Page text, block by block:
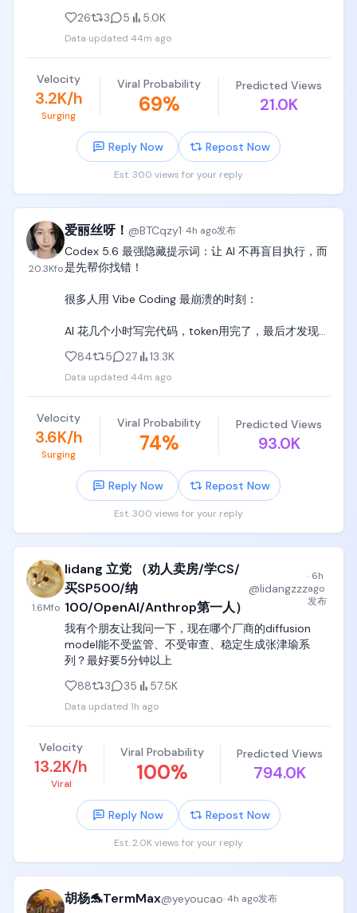
Codex——作为 OpenAI 的核心产品线之一，独立周
活用户约 800 万，是该赛道产品的参考天花板。
投资者 22.5%
团队 20%
生态 20%
金库 20%
营销 11.5%
空投 6%
投资者和团队的代币设有 12 个月锁定期，且筹码集中
度较高。
开盘时的主要抛压来源是空投的 6% + 营销的部分解锁
代币，整体流通量可控。
4/ 结语
个人持有 $DOS 空投。
利益相关，DYOR。
Seedance 2.5 prompt 👇
【风格】日本大型综艺水上闯关特别节目（Japanese
TV Game Show，Live-Action Broadcast），多机位
实时转播，4K真实摄影（Photorealistic），高饱和夏
日色彩，全片实时无慢动作
【时长】30秒
到右一字排开。第一关：5米高木制起跳台，头顶缆绳
湿滑。第三关：四块间距不等的方形跳板浮块，随水
波上下起伏。第四关：一面倾斜的蓝色湿滑爬坡墙，
顶端垂下几根抓绳。第五关：横架在水面上的巨大黄
靠电机持续匀速自转，粗细刚好能被手臂和双腿环
全垫。背景棕榈树、大型水滑梯、灯架、解说席、坐
【角色】挑战者（成年日本女性，结实健康的运动体
【固定项】五关的位置尺寸颜色与连接关系全片不
变；画面中始终只有一名挑战者；开场头发和衣服是
干的，只有落水后才自然湿透；圆形浮盘和黄色管道
在出现的所有镜头中都必须是持续转动的
[00:00-00:03] 镜头1：泰山绳蹬出（Eye-level
Medium → Wide Pull-back，ENG Camera）
画面：她双手握住绳子站在5米高台边缘，脚趾扣住台
沿。
台词：「絶対クリアします！」（我一定要通关！）
动作：蜂鸣器一响，她用力向前蹬出，滑轮沿缆绳向
右滑行，身体在水面上方划出钟摆轨迹，头发被风向
后带起。
解说：「まずはターザンロープ！」（首先是泰山
绳！）
音效：起跳蜂鸣器、滑轮滑行声、全场欢呼。
[00:03-00:07] 镜头2：转盘落地（Fixed Side
Shot）
镜头：浮盘侧面固定机位，人、绳、转盘同框。
画面：红黄配色的圆形浮盘正在水面上持续匀速自
动作：她松开绳子落上转盘，双脚一沾就被转盘带着
26 3 5 5.0K
Data updated 44m ago
Velocity
3.2K/h
Surging
Viral Probability
69%
Predicted Views
21.0K
Reply Now Repost Now
Est. 300 views for your reply
20.3Kfo
爱丽丝呀！ @BTCqzy1·4h ago发布
Codex 5.6 最强隐藏提示词：让 AI 不再盲目执行，而
是先帮你找错！
很多人用 Vibe Coding 最崩溃的时刻：
AI 花几个小时写完代码，token用完了，最后才发现
因为 AI 擅长执行，却不会主动质疑你的想法。
分享一个我反复测试后的codex提示词，让 Codex 开
启高级工程师评审模式：
“在执行任何任务前，请先进行独立判断：
检查我的需求是否存在错误前提、逻辑漏洞、信息缺
明确区分：已确认事实、合理推测、未验证假设
涉及代码、数据、版本和技术结论时，请先验证，不
要编造。
如果信息不足，请先提出需要确认的问题，而不是自
行补全。
在执行前，评估方案的长期维护成本和可能影响。”
换成这种方式后，Codex 最大的变化：
1️⃣ 提前发现问题
2️⃣ 优化技术决策
不只是完成功能，而是帮助找到更可靠的实现方案。
3️⃣ 减少无效返工
把问题解决在写代码之前，比后面不断重构更省时
间。
84 5 27 13.3K
Data updated 44m ago
Velocity
3.6K/h
Surging
Viral Probability
74%
Predicted Views
93.0K
Reply Now Repost Now
Est. 300 views for your reply
1.6Mfo
lidang 立党 （劝人卖房/学CS/
买SP500/纳
100/OpenAI/Anthrop第一人）
@lidangzzz
· 6h
ago
发布
我有个朋友让我问一下，现在哪个厂商的diffusion
model能不受监管、不受审查、稳定生成张津瑜系
列？最好要5分钟以上
88
3 35 57.5K
Data updated 1h ago
Velocity
13.2K/h
Viral
Viral Probability
100%
Predicted Views
794.0K
Reply Now Repost Now
Est. 2.0K views for your reply
胡杨🐬TermMax@yeyoucao·4h ago发布